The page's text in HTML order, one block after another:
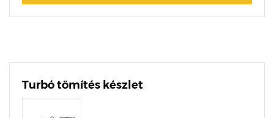
Turbó tömítés készlet